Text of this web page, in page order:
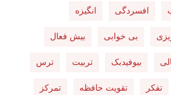
افسردگی انگیزه
بی خوابی بیش فعال
بیوفیدبک تربیت ترس
تفکر تقویت حافظه تمرکز